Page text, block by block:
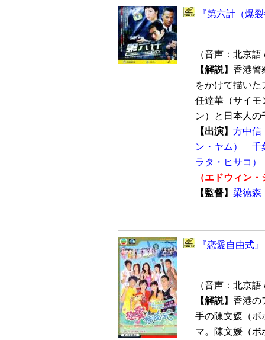
『第六計（爆
（音声：北京
【解説】 香港警
をかけて描い
任達華（サイモ
ン）と日本人の
【出演】 方中信
ン・ヤム）
千
ラタ・ヒサコ）
（エドウィン
【監督】 梁徳森
『恋愛自由式
（音声：北京
【解説】 香港の
手の陳文媛（ボ
マ。陳文媛（ボ